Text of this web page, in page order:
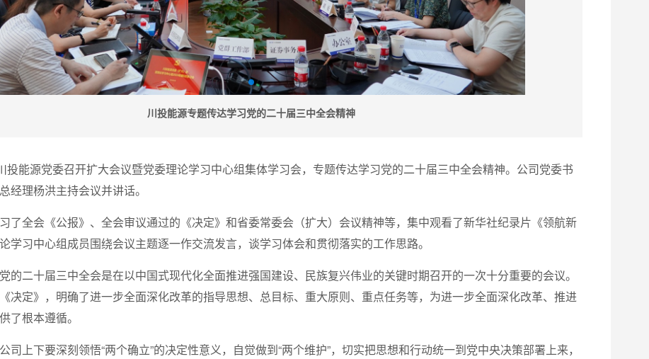
川投能源专题传达学习党的二十届三中全会精神
投能源党委召开扩大会议暨党委理论学习中心组集体学习会，专题传达学习党的二十届三中全会精神。公司党委书
经理杨洪主持会议并讲话。
了全会《公报》、全会审议通过的《决定》和省委常委会（扩大）会议精神等，集中观看了新华社纪录片《领航新
学习中心组成员围绕会议主题逐一作交流发言，谈学习体会和贯彻落实的工作思路。
的二十届三中全会是在以中国式现代化全面推进强国建设、民族复兴伟业的关键时期召开的一次十分重要的会议。
决定》，明确了进一步全面深化改革的指导思想、总目标、重大原则、重点任务等，为进一步全面深化改革、推进
了根本遵循。
司上下要深刻领悟“两个确立”的决定性意义，自觉做到“两个维护”，切实把思想和行动统一到党中央决策部署上来，